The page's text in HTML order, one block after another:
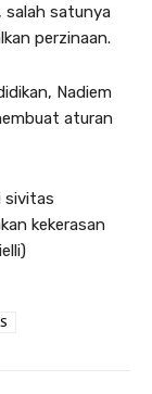
salah satunya
perzinaan.
Nadiem
aturan
sivitas
kekerasan